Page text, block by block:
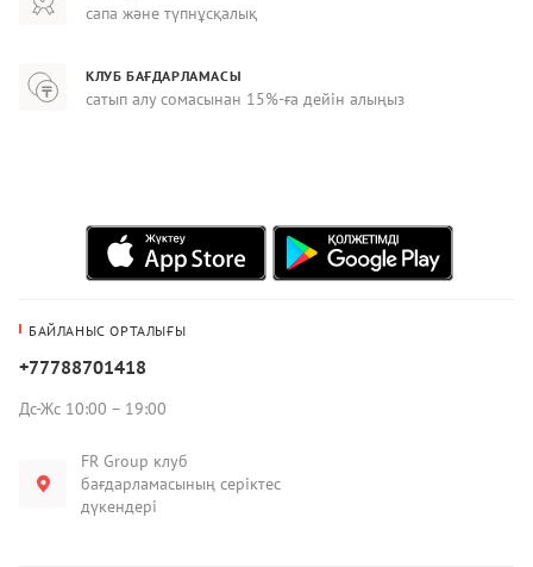
сапа және түпнұсқалық
КЛУБ БАҒДАРЛАМАСЫ
сатып алу сомасынан 15%-ға дейін алыңыз
БАЙЛАНЫС ОРТАЛЫҒЫ
+77788701418
Дс-Жс 10:00 – 19:00
FR Group клуб
бағдарламасының серіктес
дүкендері